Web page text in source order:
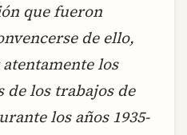
que fueron
de ello,
los
de los trabajos de
los años 1935-